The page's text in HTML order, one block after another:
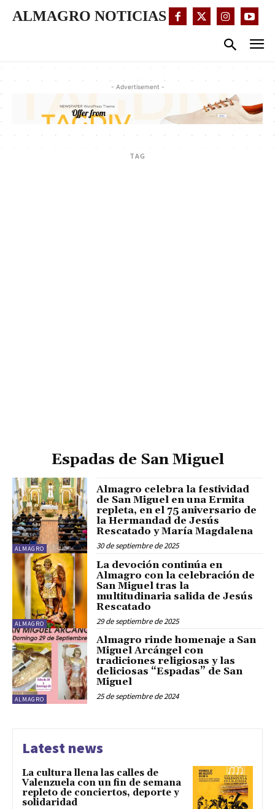
ALMAGRO NOTICIAS
- Advertisement -
TAG
Espadas de San Miguel
ALMAGRO
Almagro celebra la festividad
de San Miguel en una Ermita
repleta, en el 75 aniversario de
la Hermandad de Jesús
Rescatado y María Magdalena
30 de septiembre de 2025
ALMAGRO
La devoción continúa en
Almagro con la celebración de
San Miguel tras la
multitudinaria salida de Jesús
Rescatado
29 de septiembre de 2025
ALMAGRO
Almagro rinde homenaje a San
Miguel Arcángel con
tradiciones religiosas y las
deliciosas “Espadas” de San
Miguel
25 de septiembre de 2024
Latest news
La cultura llena las calles de
Valenzuela con un fin de semana
repleto de conciertos, deporte y
solidaridad